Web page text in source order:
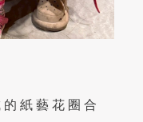
紙藝花圈合